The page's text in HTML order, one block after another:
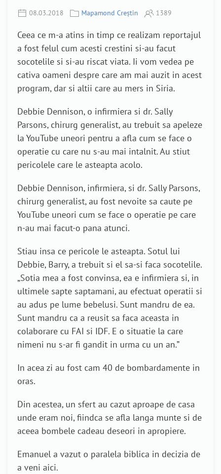
08.03.2018 Mapamond Creștin 1389
Ceea ce m-a atins in timp ce realizam reportajul
a fost felul cum acesti crestini si-au facut
socotelile si si-au riscat viata. Ii vom vedea pe
cativa oameni despre care am mai auzit in acest
program, dar si altii care au mers in Siria.
Debbie Dennison, o infirmiera si dr. Sally
Parsons, chirurg generalist, au trebuit sa apeleze
la YouTube uneori pentru a afla cum se face o
operatie cu care nu s-au mai intalnit. Au stiut
pericolele care le asteapta acolo.
Debbie Dennison, infirmiera, si dr. Sally Parsons,
chirurg generalist, au fost nevoite sa caute pe
YouTube uneori cum se face o operatie pe care
n-au mai facut-o pana atunci.
Stiau insa ce pericole le asteapta. Sotul lui
Debbie, Barry, a trebuit si el sa-si faca socotelile.
„Sotia mea a fost convinsa, ea e infirmiera si, in
ultimele sapte saptamani, au efectuat operatii si
au adus pe lume bebelusi. Sunt mandru de ea.
Sunt mandru ca a reusit sa faca aceasta in
colaborare cu FAI si IDF. E o situatie la care
nimeni nu s-ar fi gandit in urma cu un an.”
In acea zi au fost cam 40 de bombardamente in
oras.
Din acestea, un sfert au cazut aproape de casa
unde eram noi, fiindca se afla langa munte si de
aceea bombele cadeau deseori in apropiere.
Emanuel a vazut o paralela biblica in decizia de
a veni aici.